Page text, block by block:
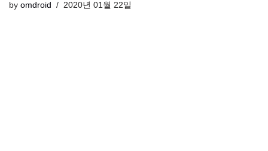
by omdroid 2020년 01월 22일